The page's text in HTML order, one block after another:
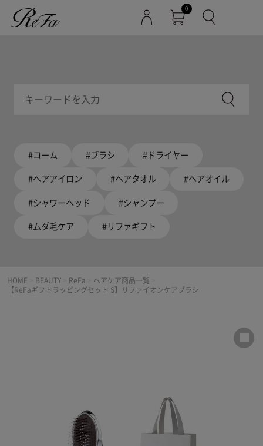
0
#コーム #ブラシ #ドライヤー
#ヘアアイロン #ヘアタオル #ヘアオイル
#シャワーヘッド #シャンプー
#ムダ毛ケア #リファギフト
HOME BEAUTY ReFa ヘアケア商品一覧
【ReFaギフトラッピングセット S】リファイオンケアブラシ